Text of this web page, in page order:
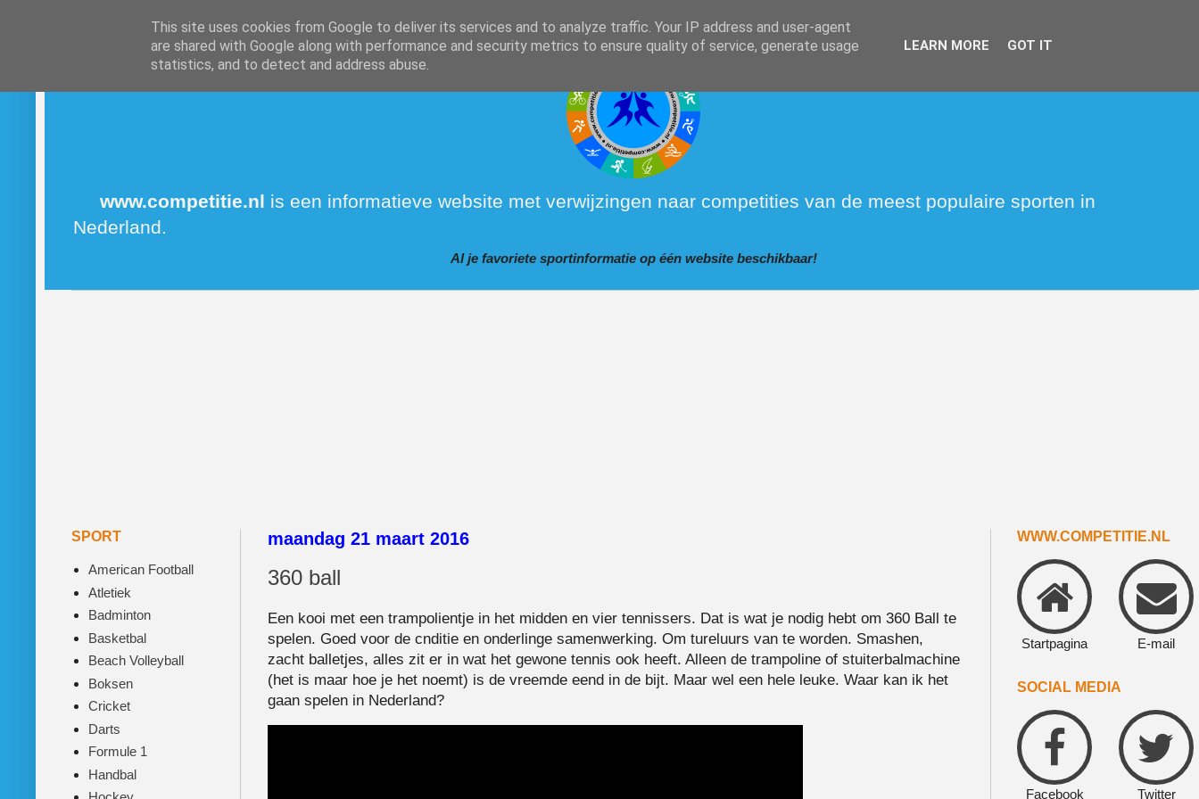
www.competitie.nl is een informatieve website met verwijzingen naar competities van de meest populaire sporten in
Nederland.
Al je favoriete sportinformatie op één website beschikbaar!
maandag 21 maart 2016
360 ball
Een kooi met een trampolientje in het midden en vier tennissers. Dat is wat je nodig hebt om 360 Ball te
spelen. Goed voor de cnditie en onderlinge samenwerking. Om tureluurs van te worden. Smashen,
zacht balletjes, alles zit er in wat het gewone tennis ook heeft. Alleen de trampoline of stuiterbalmachine
(het is maar hoe je het noemt) is de vreemde eend in de bijt. Maar wel een hele leuke. Waar kan ik het
gaan spelen in Nederland?
SPORT
American Football
Atletiek
Badminton
Basketbal
Beach Volleyball
Boksen
Cricket
Darts
Formule 1
Handbal
WWW.COMPETITIE.NL
Startpagina E-mail
SOCIAL MEDIA
Facebook Twitter
This site uses cookies from Google to deliver its services and to analyze traffic. Your IP address and user-agent
are shared with Google along with performance and security metrics to ensure quality of service, generate usage
statistics, and to detect and address abuse.
LEARN MORE GOT IT